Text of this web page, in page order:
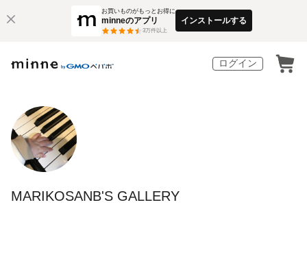
お買いものがもっとお得に
minneのアプリ
3万件以上
インストールする
ログイン
MARIKOSANB'S GALLERY